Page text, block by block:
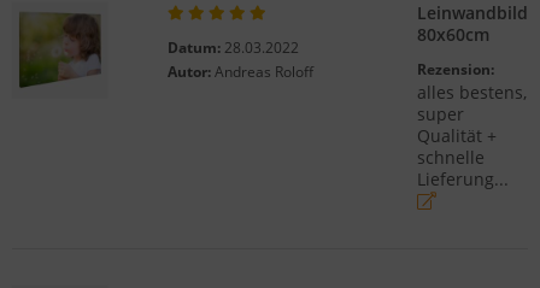
Datum:28.03.2022
Autor:Andreas Roloff
Leinwandbild
80x60cm
Rezension:
alles bestens,
super
Qualität +
schnelle
Lieferung...